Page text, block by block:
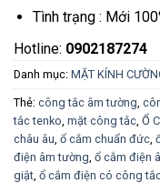
Tình trạng : Mới
Hotline: 0902187274
Danh mục: MẶT KÍNH
Thẻ: công tắc âm tường
tắc tenko mặt công tắc Ổ
châu âu ổ cắm chuẩn đức
điện âm tường ổ cắm điện
giật ổ cắm điện có công